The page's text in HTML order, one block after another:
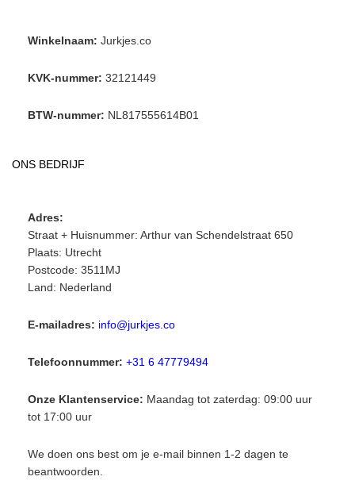
Winkelnaam: Jurkjes.co
KVK-nummer: 32121449
BTW-nummer: NL817555614B01
ONS BEDRIJF
Adres:
Straat + Huisnummer: Arthur van Schendelstraat 650
Plaats: Utrecht
Postcode: 3511MJ
Land: Nederland
E-mailadres: info@jurkjes.co
Telefoonnummer: +31 6 47779494
Onze Klantenservice: Maandag tot zaterdag: 09:00 uur
tot 17:00 uur
We doen ons best om je e-mail binnen 1-2 dagen te
beantwoorden.